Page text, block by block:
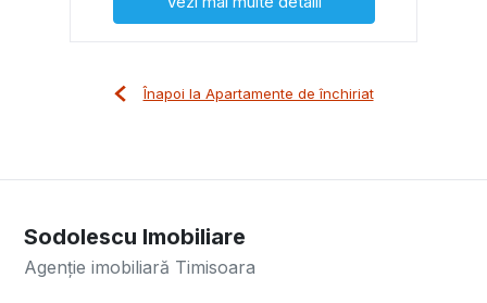
Înapoi la Apartamente de închiriat
Sodolescu Imobiliare
Agenție imobiliară Timisoara